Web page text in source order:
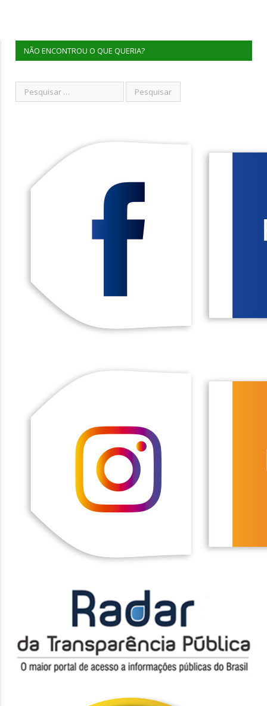
NÃO ENCONTROU O QUE QUERIA?